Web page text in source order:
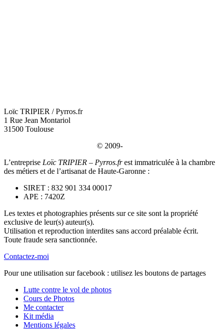
Loïc TRIPIER / Pyrros.fr
1 Rue Jean Montariol
31500 Toulouse
© 2009-
L’entreprise Loïc TRIPIER – Pyrros.frest immatriculée à la chambre
des métiers et de l’artisanat de Haute-Garonne :
SIRET : 832 901 334 00017
APE : 7420Z
Les textes et photographies présents sur ce site sont la propriété
exclusive de leur(s) auteur(s).
Utilisation et reproduction interdites sans accord préalable écrit.
Toute fraude sera sanctionnée.
Contactez-moi
Pour une utilisation sur facebook : utilisez les boutons de partages
Lutte contre le vol de photos
Cours de Photos
Me contacter
Kit média
Mentions légales